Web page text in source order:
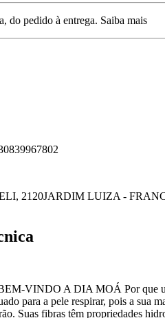
do pedido à entrega. Saiba mais
2120JARDIM LUIZA -
VINDO A DIA MOÁ Por que
para a pele respirar, pois a sua
Suas fibras têm propriedades